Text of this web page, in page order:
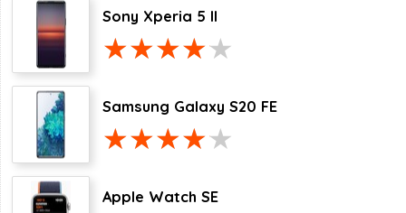
Sony Xperia 5 II
Samsung Galaxy S20 FE
Apple Watch SE